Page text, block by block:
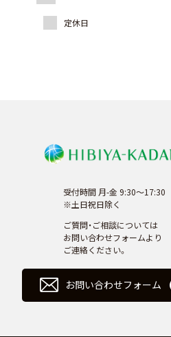
受付時間 月-金 9:30～17:30
※土日祝日除く
ご質問・ご相談については
お問い合わせフォームより
ご連絡ください。
お問い合わせフォーム